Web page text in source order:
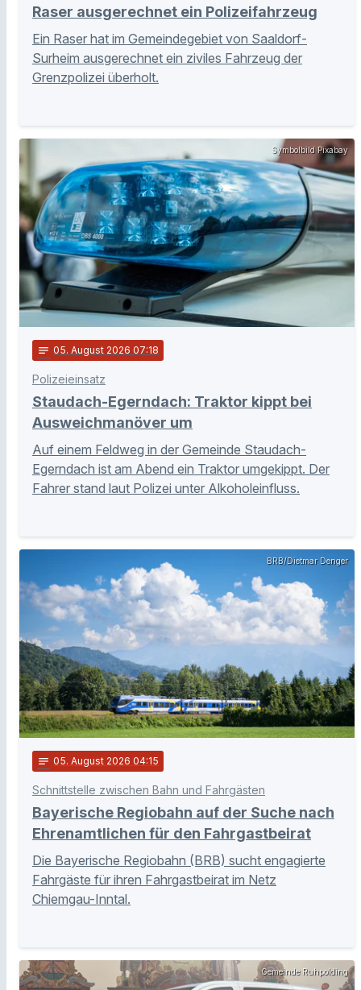
Raser ausgerechnet ein Polizeifahrzeug
Ein Raser hat im Gemeindegebiet von Saaldorf-
Surheim ausgerechnet ein ziviles Fahrzeug der
Grenzpolizei überholt.
Symbolbild Pixabay
notes 05. August 2026 07:18
Polizeieinsatz
Staudach-Egerndach: Traktor kippt bei
Ausweichmanöver um
Auf einem Feldweg in der Gemeinde Staudach-
Egerndach ist am Abend ein Traktor umgekippt. Der
Fahrer stand laut Polizei unter Alkoholeinfluss.
BRB/Dietmar Denger
notes 05. August 2026 04:15
Schnittstelle zwischen Bahn und Fahrgästen
Bayerische Regiobahn auf der Suche nach
Ehrenamtlichen für den Fahrgastbeirat
Die Bayerische Regiobahn (BRB) sucht engagierte
Fahrgäste für ihren Fahrgastbeirat im Netz
Chiemgau-Inntal.
Gemeinde Ruhpolding